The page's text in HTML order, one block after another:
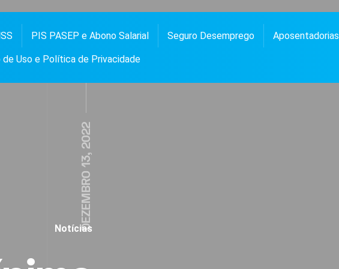
ABONO SALARIAL, FGTS, SEGURO DESEMPREGO, BOLSA FAMÍLIA, NOTÍCIAS E MUITO MAIS.
PIS PASEP e Abono Salarial Seguro Desemprego Aposentadorias
de Uso e Política de Privacidade
DEZEMBRO 13, 2022
Notícias